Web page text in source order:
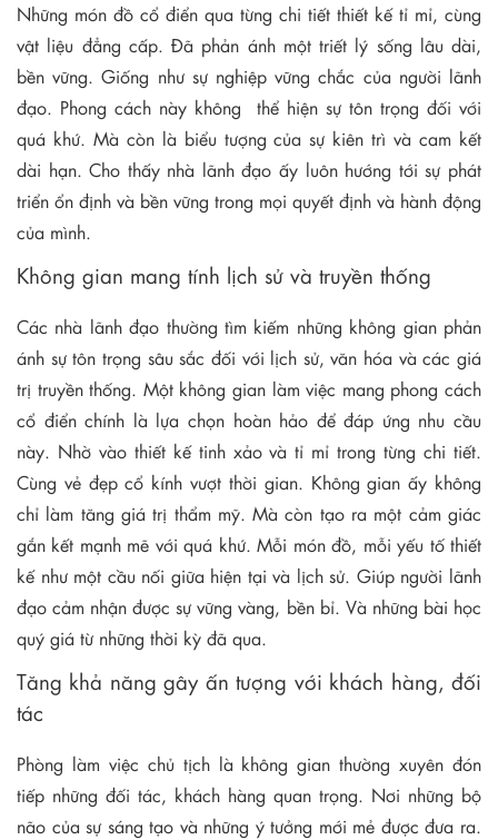
Những món đồ cổ điển qua từng chi tiết thiết kế tỉ mỉ, cùng
vật liệu đẳng cấp. Đã phản ánh một triết lý sống lâu dài,
bền vững. Giống như sự nghiệp vững chắc của người lãnh
đạo. Phong cách này không thể hiện sự tôn trọng đối với
quá khứ. Mà còn là biểu tượng của sự kiên trì và cam kết
dài hạn. Cho thấy nhà lãnh đạo ấy luôn hướng tới sự phát
triển ổn định và bền vững trong mọi quyết định và hành động
của mình.
Không gian mang tính lịch sử và truyền thống
Các nhà lãnh đạo thường tìm kiếm những không gian phản
ánh sự tôn trọng sâu sắc đối với lịch sử, văn hóa và các giá
trị truyền thống. Một không gian làm việc mang phong cách
cổ điển chính là lựa chọn hoàn hảo để đáp ứng nhu cầu
này. Nhờ vào thiết kế tinh xảo và tỉ mỉ trong từng chi tiết.
Cùng vẻ đẹp cổ kính vượt thời gian. Không gian ấy không
chỉ làm tăng giá trị thẩm mỹ. Mà còn tạo ra một cảm giác
gắn kết mạnh mẽ với quá khứ. Mỗi món đồ, mỗi yếu tố thiết
kế như một cầu nối giữa hiện tại và lịch sử. Giúp người lãnh
đạo cảm nhận được sự vững vàng, bền bỉ. Và những bài học
quý giá từ những thời kỳ đã qua.
Tăng khả năng gây ấn tượng với khách hàng, đối
tác
Phòng làm việc chủ tịch là không gian thường xuyên đón
tiếp những đối tác, khách hàng quan trọng. Nơi những bộ
não của sự sáng tạo và những ý tưởng mới mẻ được đưa ra.